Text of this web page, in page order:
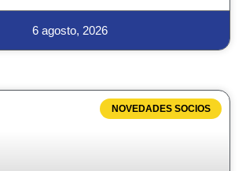
6 agosto, 2026
NOVEDADES SOCIOS